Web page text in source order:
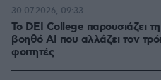
Το DEI College παρουσιάζει
βοηθό AI που αλλάζει τον
φοιτητές
30.07.2026, 09:33